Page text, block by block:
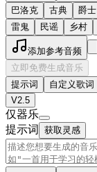
巴洛克
古典 爵士
雷鬼
民谣 乡村
添加参考音频
立即免费生成音乐
提示词
自定义歌词
V2.5
仅器乐
提示词
获取灵感